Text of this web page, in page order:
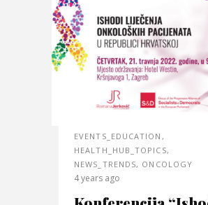
EVENTS_EDUCATION ,
HEALTH_HUB_TOPICS,
NEWS_TRENDS, ONCOLOGY
4 years ago